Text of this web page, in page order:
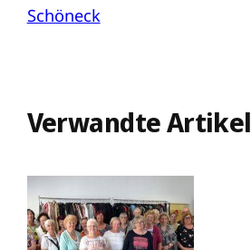
Schöneck
Verwandte Artikel